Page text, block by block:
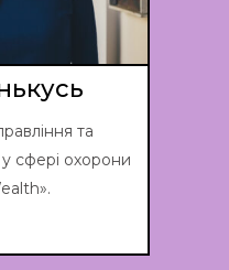
та
сфері охорони